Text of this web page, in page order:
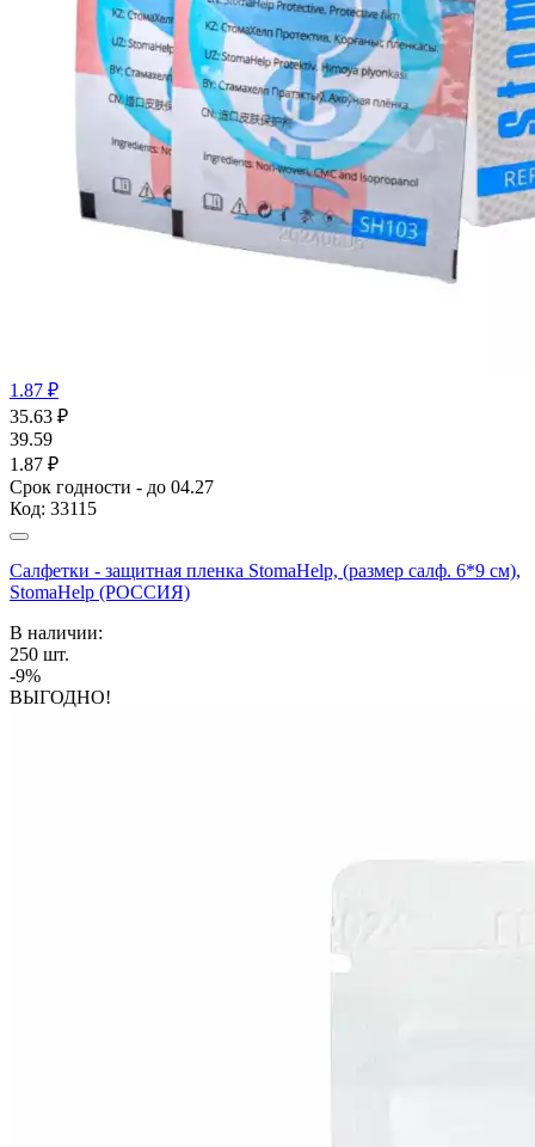
1.87 ₽
35.63 ₽
39.59
1.87 ₽
Срок годности - до 04.27
Код: 33115
Салфетки - защитная пленка StomaHelp, (размер салф. 6*9 см),
StomaHelp (РОССИЯ)
В наличии:
250 шт.
-9%
ВЫГОДНО!